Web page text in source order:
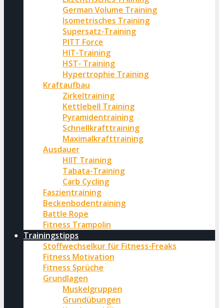
German Volume Training
Isometrisches Training
Supersatz-Training
PITT Force
HIT-Training
HST- Training
Hypertrophie Training
Kraftaufbau
Zirkeltraining
Kettlebell Training
Pyramidentraining
Schnellkrafttraining
Maximalkrafttraining
Ausdauer
HIIT Training
Tabata-Training
Carb Cycling
Faszientraining
Beckenbodentraining
Battle Rope
Fitness Trampolin
Trainingstipps
Stoffwechselkur für Fitness-Freaks
Fitness Motivation
Fitness Sprüche
Grundlagen
Muskelgruppen
Grundübungen